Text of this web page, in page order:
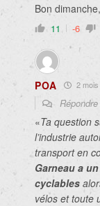
Bon
11 -6
POA 2
«Ta question
l’industrie
transport en
Garneau a
cyclables
vélos et toute